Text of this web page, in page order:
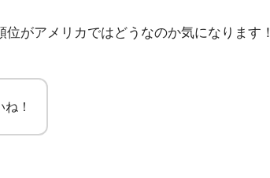
がアメリカではどうなのか気になります！
！